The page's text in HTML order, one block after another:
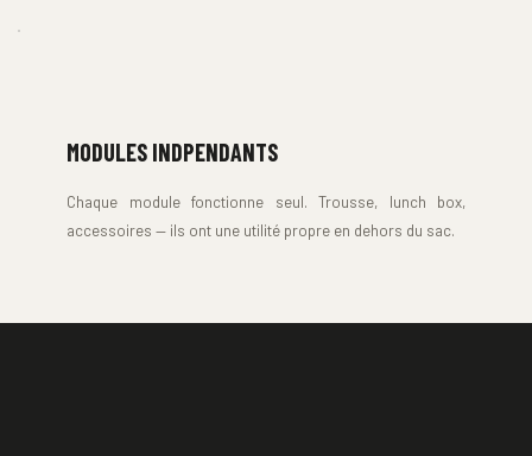
MODULES INDPENDANTS
Chaque module fonctionne seul. Trousse, lunch box,
accessoires — ils ont une utilité propre en dehors du sac.